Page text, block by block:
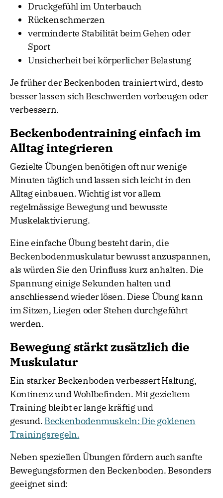
Druckgefühl im Unterbauch
Rückenschmerzen
verminderte Stabilität beim Gehen oder
Sport
Unsicherheit bei körperlicher Belastung
Je früher der Beckenboden trainiert wird, desto
besser lassen sich Beschwerden vorbeugen oder
verbessern.
Beckenbodentraining einfach im
Alltag integrieren
Gezielte Übungen benötigen oft nur wenige
Minuten täglich und lassen sich leicht in den
Alltag einbauen. Wichtig ist vor allem
regelmässige Bewegung und bewusste
Muskelaktivierung.
Eine einfache Übung besteht darin, die
Beckenbodenmuskulatur bewusst anzuspannen,
als würden Sie den Urinfluss kurz anhalten. Die
Spannung einige Sekunden halten und
anschliessend wieder lösen. Diese Übung kann
im Sitzen, Liegen oder Stehen durchgeführt
werden.
Bewegung stärkt zusätzlich die
Muskulatur
Ein starker Beckenboden verbessert Haltung,
Kontinenz und Wohlbefinden. Mit gezieltem
Training bleibt er lange kräftig und
gesund. Beckenbodenmuskeln: Die goldenen
Trainingsregeln.
Neben speziellen Übungen fördern auch sanfte
Bewegungsformen den Beckenboden. Besonders
geeignet sind: